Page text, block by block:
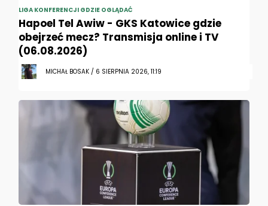
LIGA KONFERENCJI GDZIE OGLĄDAĆ
Hapoel Tel Awiw - GKS Katowice gdzie
obejrzeć mecz? Transmisja online i TV
(06.08.2026)
MICHAŁ BOSAK / 6 SIERPNIA 2026, 11:19